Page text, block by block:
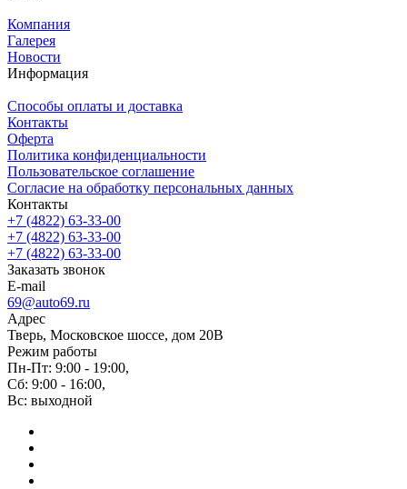
Компания
Галерея
Новости
Информация
Способы оплаты и доставка
Контакты
Оферта
Политика конфиденциальности
Пользовательское соглашение
Согласие на обработку персональных данных
Контакты
+7 (4822) 63-33-00
+7 (4822) 63-33-00
+7 (4822) 63-33-00
Заказать звонок
E-mail
69@auto69.ru
Адрес
Тверь, Московское шоссе, дом 20В
Режим работы
Пн-Пт: 9:00 - 19:00,
Сб: 9:00 - 16:00,
Вс: выходной